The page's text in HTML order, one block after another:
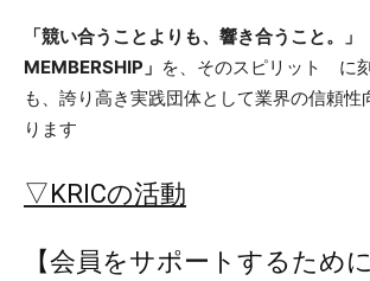
「競い合うことよりも、響き合うこと。」
MEMBERSHIP」 を、そのスピリット に
も、誇り高き実践団体として業界の信頼性
ります
▽KRICの活動
【会員をサポートするため